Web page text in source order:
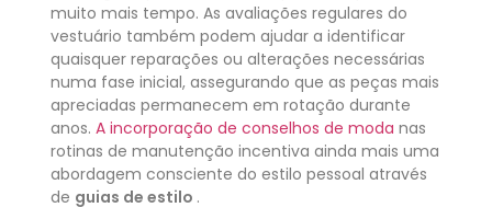
muito mais tempo. As avaliações regulares do
vestuário também podem ajudar a identificar
quaisquer reparações ou alterações necessárias
numa fase inicial, assegurando que as peças mais
apreciadas permanecem em rotação durante
anos. A incorporação de conselhos de moda nas
rotinas de manutenção incentiva ainda mais uma
abordagem consciente do estilo pessoal através
de guias de estilo .